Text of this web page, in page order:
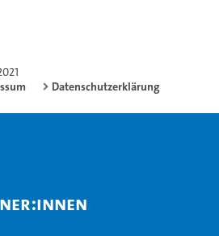
Datenschutzerklärung